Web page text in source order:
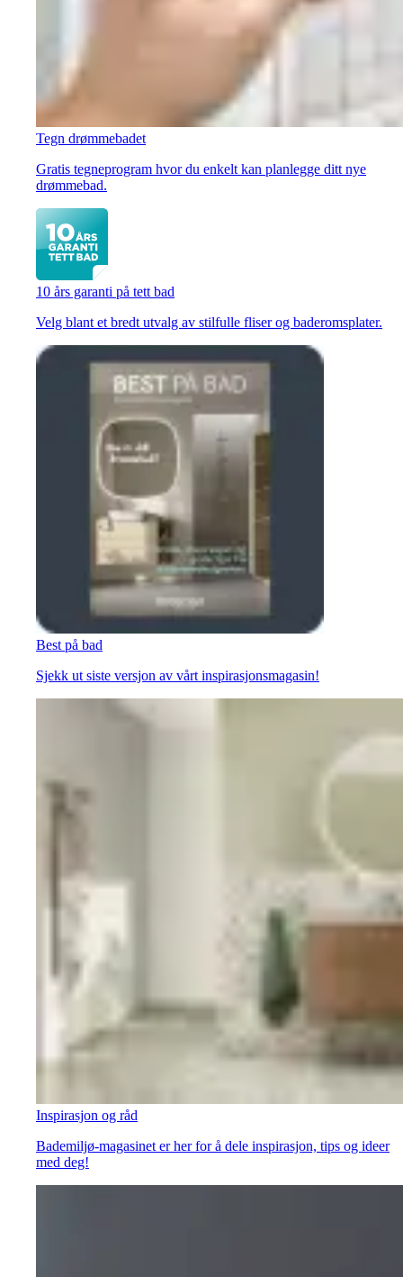
Tegn drømmebadet
Gratis tegneprogram hvor du enkelt kan planlegge ditt nye
drømmebad.
10 års garanti på tett bad
Velg blant et bredt utvalg av stilfulle fliser og baderomsplater.
Best på bad
Sjekk ut siste versjon av vårt inspirasjonsmagasin!
Inspirasjon og råd
Bademiljø-magasinet er her for å dele inspirasjon, tips og ideer
med deg!